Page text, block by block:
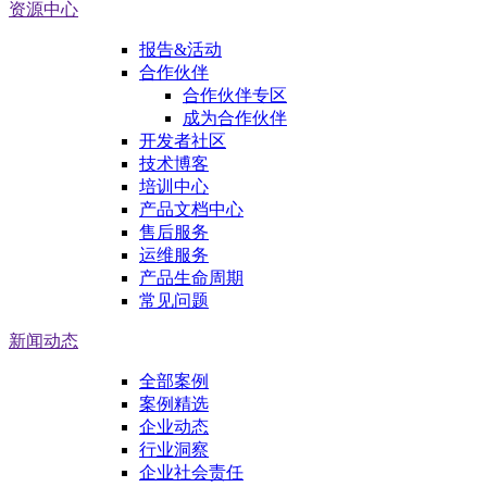
资源中心
报告&活动
合作伙伴
合作伙伴专区
成为合作伙伴
开发者社区
技术博客
培训中心
产品文档中心
售后服务
运维服务
产品生命周期
常见问题
新闻动态
全部案例
案例精选
企业动态
行业洞察
企业社会责任